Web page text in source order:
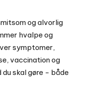
og alvorlig
hvalpe og
symptomer,
vaccination og
skal gøre - både